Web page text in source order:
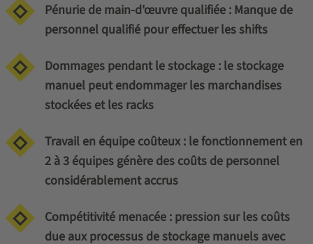
Pénurie de main-d'œuvre qualifiée : Manque de
personnel qualifié pour effectuer les shifts
Dommages pendant le stockage : le stockage
manuel peut endommager les marchandises
stockées et les racks
Travail en équipe coûteux : le fonctionnement en
2 à 3 équipes génère des coûts de personnel
considérablement accrus
Compétitivité menacée : pression sur les coûts
due aux processus de stockage manuels avec